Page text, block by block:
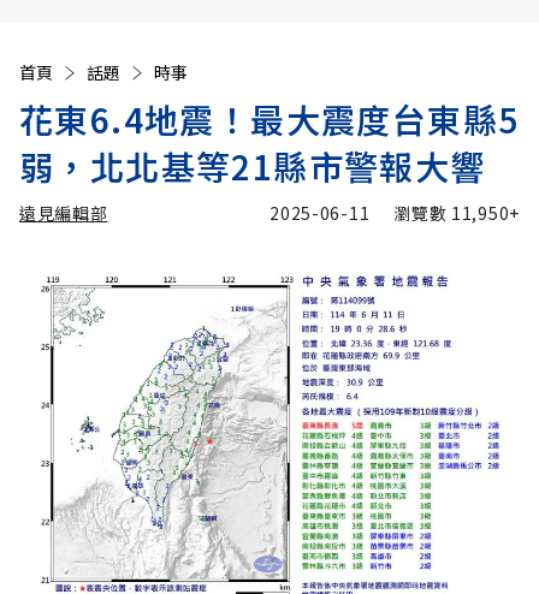
首頁 話題 時事
花東6.4地震！最大震度台東縣5
弱，北北基等21縣市警報大響
遠見編輯部 2025-06-11 瀏覽數 11,950+